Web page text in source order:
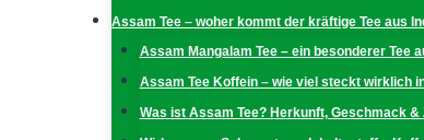
Assam Tee – woher kommt der kräftige Tee aus
Assam Mangalam Tee – ein besonderer Tee
Assam Tee Koffein – wie viel steckt wirklich
Was ist Assam Tee? Herkunft, Geschmack &